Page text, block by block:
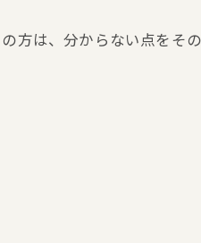
方は、分からない点をそ